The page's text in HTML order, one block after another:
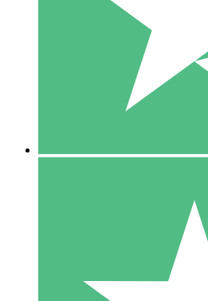
1 Nedladdningar
10 00
10 Nedladdningar
20 00